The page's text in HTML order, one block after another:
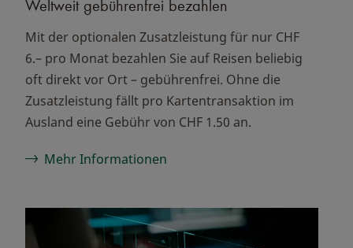
Weltweit gebührenfrei bezahlen
Mit der optionalen Zusatzleistung für nur CHF
6.– pro Monat bezahlen Sie auf Reisen beliebig
oft direkt vor Ort – gebührenfrei. Ohne die
Zusatzleistung fällt pro Kartentransaktion im
Ausland eine Gebühr von CHF 1.50 an.
Mehr Informationen